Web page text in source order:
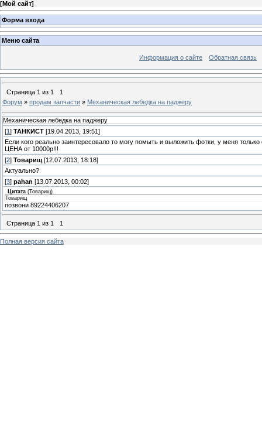
[Мой сайт]
Форма входа
Меню сайта
Информация о сайте Обратная связь
Страница 1 из 1
1
Форум » продам запчасти » Механическая лебедка на паджеру
Механическая лебедка на паджеру
[1 ] ТАНКИСТ [19.04.2013, 19:51]
Если кого реально заинтересовало то могу помыть и выложить фотки, у меня
ЦЕНА от 10000р!!!
[2] Товарищ [12.07.2013, 18:18]
Актуально?
[3] pahan [13.07.2013, 00:02]
Цитата (Товарищ)
Товарищ
позвони 89224406207
Страница 1 из 1 1
Полная версия сайта